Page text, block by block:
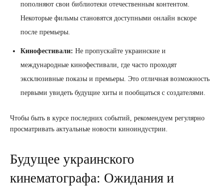
пополняют свои библиотеки отечественным контентом.
Некоторые фильмы становятся доступными онлайн вскоре
после премьеры.
Кинофестивали: Не пропускайте украинские и
международные кинофестивали, где часто проходят
эксклюзивные показы и премьеры. Это отличная возможность
первыми увидеть будущие хиты и пообщаться с создателями.
Чтобы быть в курсе последних событий, рекомендуем регулярно
просматривать актуальные новости киноиндустрии.
Будущее украинского
кинематографа: Ожидания и